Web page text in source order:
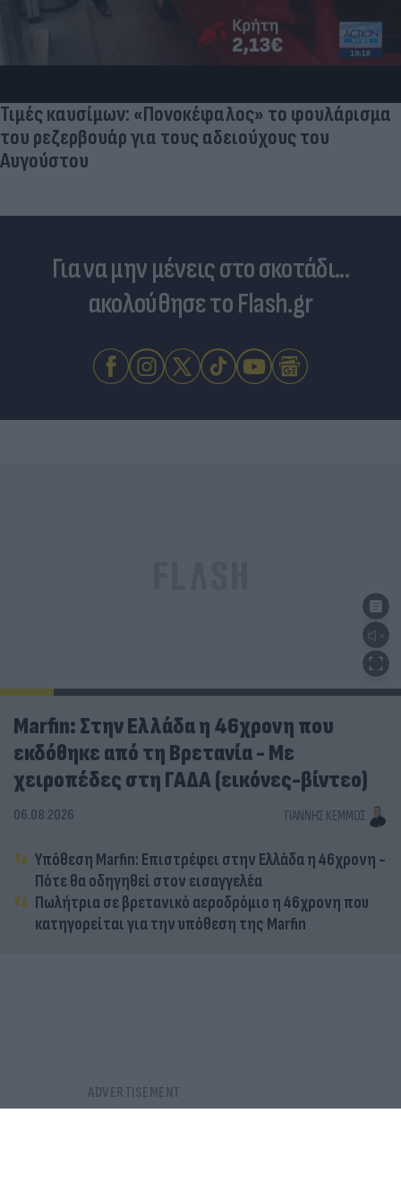
Τιμές καυσίμων: «Πονοκέφαλος» το φουλάρισμα
του ρεζερβουάρ για τους αδειούχους του
Αυγούστου
Για να μην μένεις στο σκοτάδι...
ακολούθησε το Flash.gr
Marfin: Στην Ελλάδα η 46χρονη που
εκδόθηκε από τη Βρετανία - Με
χειροπέδες στη ΓΑΔΑ (εικόνες-βίντεο)
06.08.2026 ΓΙΆΝΝΗΣ ΚΈΜΜΟΣ
Υπόθεση Marfin: Επιστρέφει στην Ελλάδα η 46χρονη -
Πότε θα οδηγηθεί στον εισαγγελέα
Πωλήτρια σε βρετανικό αεροδρόμιο η 46χρονη που
κατηγορείται για την υπόθεση της Marfin